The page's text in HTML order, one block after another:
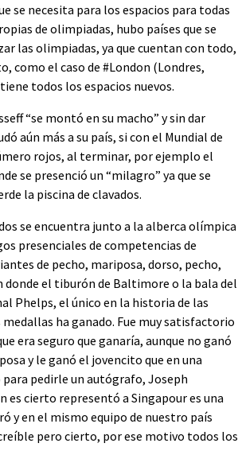
se necesita para los espacios para todas
de olimpiadas, hubo países que se
las olimpiadas, ya que cuentan con todo,
como el caso de #London (Londres,
todos los espacios nuevos.
“se montó en su macho” y sin dar
aún más a su país, si con el Mundial de
rojos, al terminar, por ejemplo el
se presenció un “milagro” ya que se
la piscina de clavados.
se encuentra junto a la alberca olímpica
presenciales de competencias de
de pecho, mariposa, dorso, pecho,
donde el tiburón de Baltimore o la bala del
Phelps, el único en la historia de las
ha ganado. Fue muy satisfactorio
era seguro que ganaría, aunque no ganó
y le ganó el jovencito que en una
para pedirle un autógrafo, Joseph
es cierto representó a Singapour es una
y en el mismo equipo de nuestro país
pero cierto, por ese motivo todos los